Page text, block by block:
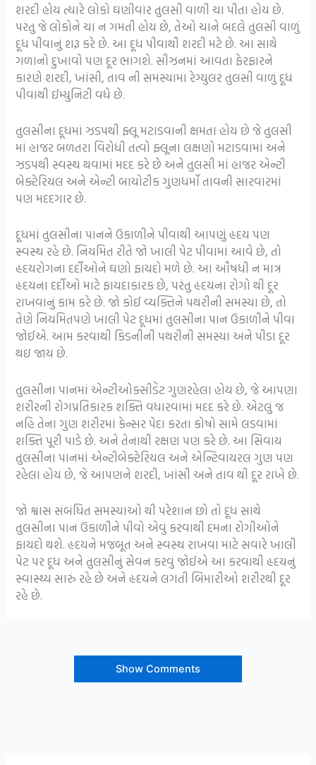
શરદી હોય ત્યારે લોકો ઘણીવાર તુલસી વાળી ચા પીતા હોય છે.
પરંતુ જે લોકોને ચા ન ગમતી હોય છે, તેઓ ચાને બદલે તુલસી વાળું
દૂધ પીવાનું શરૂ કરે છે. આ દૂધ પીવાથી શરદી મટે છે. આ સાથે
ગળાનો દુખાવો પણ દૂર ભાગશે. સીઝનમાં આવતા ફેરફારને
કારણે શરદી, ખાંસી, તાવ ની સમસ્યામા રેગ્યુલર તુલસી વાળું દૂધ
પીવાથી ઈમ્યુનિટી વધે છે.
તુલસીના દૂધમાં ઝડપથી ફ્લૂ મટાડવાની ક્ષમતા હોય છે જે તુલસી
માં હાજર બળતરા વિરોધી તત્વો ફ્લૂના લક્ષણો મટાડવામાં અને
ઝડપથી સ્વસ્થ થવામાં મદદ કરે છે અને તુલસી માં હાજર એન્ટી
બેક્ટેરિયલ અને એન્ટી બાયોટીક ગુણધર્મો તાવની સારવારમાં
પણ મદદગાર છે.
દૂધમાં તુલસીના પાનને ઉકાળીને પીવાથી આપણું હૃદય પણ
સ્વસ્થ રહે છે. નિયમિત રીતે જો ખાલી પેટ પીવામાં આવે છે, તો
હૃદયરોગના દર્દીઓને ઘણો ફાયદો મળે છે. આ ઔષધી ન માત્ર
હૃદયના દર્દીઓ માટે ફાયદાકારક છે, પરંતુ હૃદયના રોગો થી દૂર
રાખવાનું કામ કરે છે. જો કોઈ વ્યક્તિને પથરીની સમસ્યા છે, તો
તેણે નિયમિતપણે ખાલી પેટ દૂધમાં તુલસીના પાન ઉકાળીને પીવા
જોઈએ. આમ કરવાથી કિડનીની પથરીની સમસ્યા અને પીડા દૂર
થઇ જાય છે.
તુલસીના પાનમાં એન્ટીઓક્સીડેંટ ગુણરહેલા હોય છે, જે આપણા
શરીરની રોગપ્રતિકારક શક્તિ વધારવામાં મદદ કરે છે. એટલું જ
નહિ તેના ગુણ શરીરમાં કેન્સર પેદા કરતા કોષો સામે લડવામાં
શક્તિ પૂરી પાડે છે. અને તેનાથી રક્ષણ પણ કરે છે. આ સિવાય
તુલસીના પાનમાં એન્ટીબેક્ટેરિયલ અને એન્ટિવાયરલ ગુણ પણ
રહેલા હોય છે, જે આપણને શરદી, ખાંસી અને તાવ થી દૂર રાખે છે.
જો શ્વાસ સંબંધિત સમસ્યાઓ થી પરેશાન છો તો દૂધ સાથે
તુલસીના પાન ઉકાળીને પીવો એવું કરવાથી દમના રોગીઓને
ફાયદો થશે. હૃદયને મજબૂત અને સ્વસ્થ રાખવા માટે સવારે ખાલી
પેટ પર દૂધ અને તુલસીનું સેવન કરવું જોઈએ આ કરવાથી હૃદયનું
સ્વાસ્થ્ય સારું રહે છે અને હૃદયને લગતી બિમારીઓ શરીરથી દૂર
રહે છે.
Show Comments